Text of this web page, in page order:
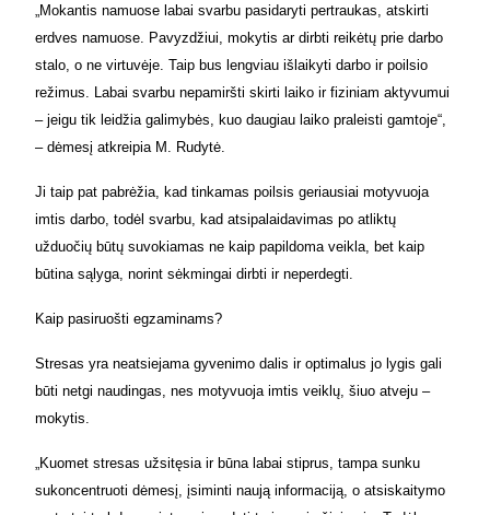
„Mokantis namuose labai svarbu pasidaryti pertraukas, atskirti
erdves namuose. Pavyzdžiui, mokytis ar dirbti reikėtų prie darbo
stalo, o ne virtuvėje. Taip bus lengviau išlaikyti darbo ir poilsio
režimus. Labai svarbu nepamiršti skirti laiko ir fiziniam aktyvumui
– jeigu tik leidžia galimybės, kuo daugiau laiko praleisti gamtoje“,
– dėmesį atkreipia M. Rudytė.
Ji taip pat pabrėžia, kad tinkamas poilsis geriausiai motyvuoja
imtis darbo, todėl svarbu, kad atsipalaidavimas po atliktų
užduočių būtų suvokiamas ne kaip papildoma veikla, bet kaip
būtina sąlyga, norint sėkmingai dirbti ir neperdegti.
Kaip pasiruošti egzaminams?
Stresas yra neatsiejama gyvenimo dalis ir optimalus jo lygis gali
būti netgi naudingas, nes motyvuoja imtis veiklų, šiuo atveju –
mokytis.
„Kuomet stresas užsitęsia ir būna labai stiprus, tampa sunku
sukoncentruoti dėmesį, įsiminti naują informaciją, o atsiskaitymo